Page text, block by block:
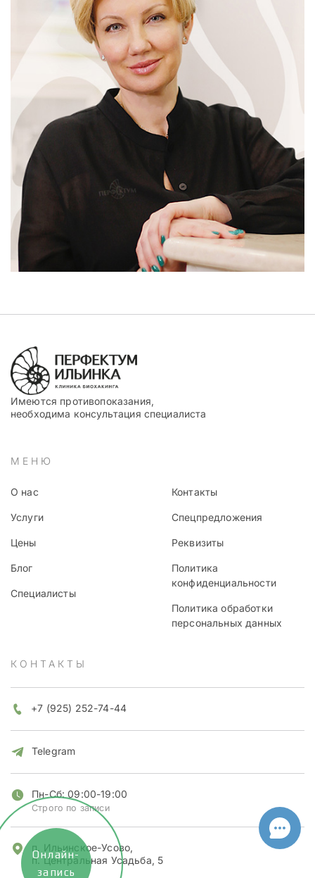
Имеются противопоказания,
необходима консультация специалиста
МЕНЮ
О нас
Услуги
Цены
Блог
Специалисты
Контакты
Спецпредложения
Реквизиты
Политика
конфиденциальности
Политика обработки
персональных данных
КОНТАКТЫ
+7 (925) 252-74-44
Telegram
Пн-Сб: 09:00-19:00
Строго по записи
п. Ильинское-Усово,
п. Центральная Усадьба, 5
Онлайн-
запись